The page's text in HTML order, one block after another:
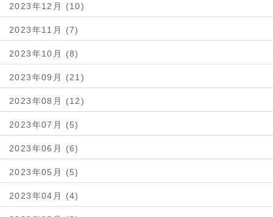
2023年12月 (10)
2023年11月 (7)
2023年10月 (8)
2023年09月 (21)
2023年08月 (12)
2023年07月 (5)
2023年06月 (6)
2023年05月 (5)
2023年04月 (4)